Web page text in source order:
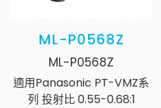
ML-P0568Z
ML-P0568Z
適用Panasonic PT-VMZ系
列 投射比 0.55-0.68:1